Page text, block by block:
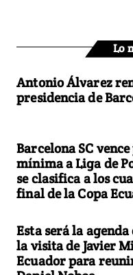
Lo
Antonio Álvarez
presidencia de
Barcelona SC
mínima a Liga de
se clasifica a los
final de la Copa
Esta será la
la visita de Javier
Ecuador para